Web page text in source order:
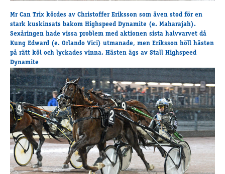
Månadens hästägare 2026
Månadens B-tränare 2026
Euro Classic Trot
Andelshästar
Åby Stora Pris 2026
Supertorsdag för företag
Supertorsdag
Ponnytravtävlingar
Ridsport
Mr Can Trix kördes av Christoffer Eriksson som även stod för en
stark kuskinsats bakom Highspeed Dynamite (e. Maharajah).
Sexåringen hade vissa problem med aktionen sista halvvarvet då
Kung Edward (e. Orlando Vici) utmanade, men Eriksson höll hästen
på rätt köl och lyckades vinna. Hästen ägs av Stall Highspeed
Dynamite